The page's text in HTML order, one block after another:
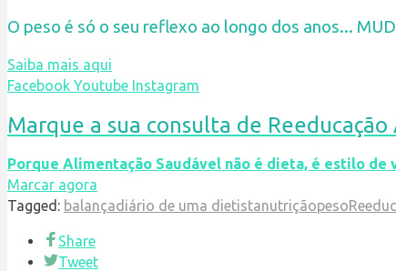
O peso é só o seu reflexo ao longo dos anos...
Saiba mais aqui
Facebook Youtube Instagram
Marque a sua consulta de
Porque Alimentação Saudável não é dieta, é estilo de
Marcar agora
Tagged: balançadiário de uma dietistanutriçãopeso
Share
Tweet